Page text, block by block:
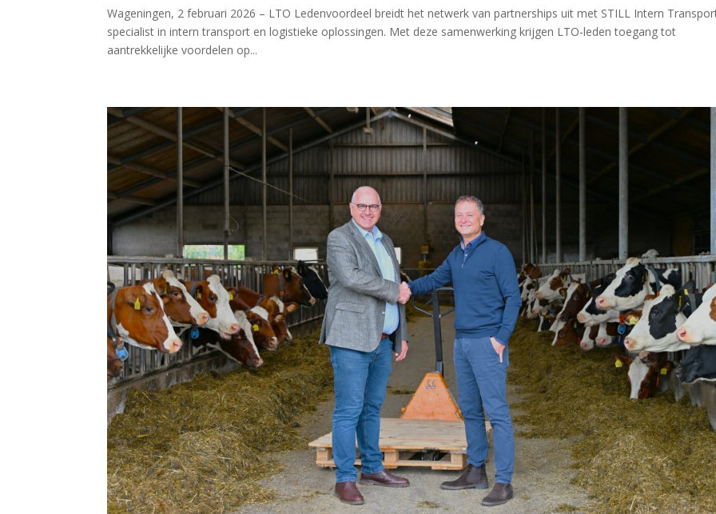
Wageningen, 2 februari 2026 – LTO Ledenvoordeel breidt het netwerk van partnerships uit met STILL Intern
specialist in intern transport en logistieke oplossingen. Met deze samenwerking krijgen LTO-leden toegang tot
aantrekkelijke voordelen op...